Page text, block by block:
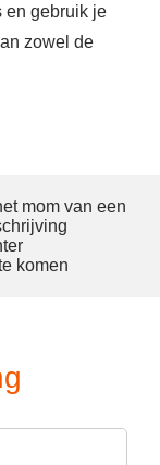
en gebruik je
zowel de
mom van een
komen